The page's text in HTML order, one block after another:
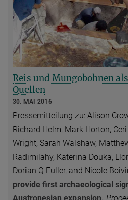
Reis und Mungobohnen
Quellen
30. MAI 2016
Pressemitteilung zu: Alison
Richard Helm, Mark Horton,
Wright, Sarah Walshaw,
Radimilahy, Katerina Douka,
Dorian Q Fuller, and Nicole
provide first archaeological